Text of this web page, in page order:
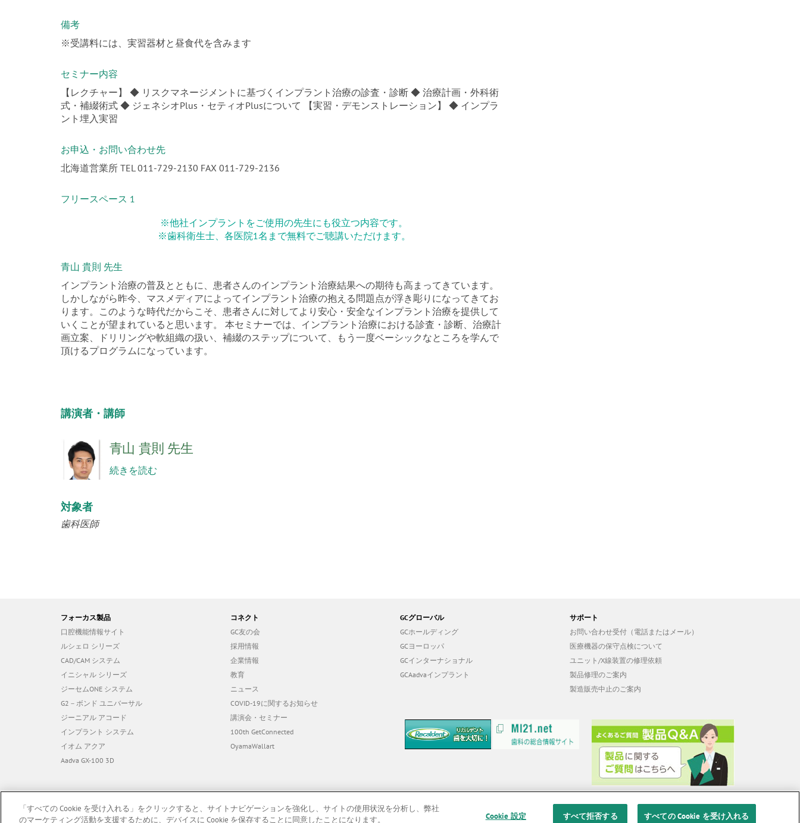
備考
※受講料には、実習器材と昼食代を含みます
セミナー内容
【レクチャー】 ◆ リスクマネージメントに基づくインプラント治療の診査・診断 ◆ 治療計画・外科術
式・補綴術式 ◆ ジェネシオPlus・セティオPlusについて 【実習・デモンストレーション】 ◆ インプラ
ント埋入実習
お申込・お問い合わせ先
北海道営業所 TEL 011-729-2130 FAX 011-729-2136
フリースペース 1
※他社インプラントをご使用の先生にも役立つ内容です。
※歯科衛生士、各医院1名まで無料でご聴講いただけます。
青山 貴則 先生
インプラント治療の普及とともに、患者さんのインプラント治療結果への期待も高まってきています。
しかしながら昨今、マスメディアによってインプラント治療の抱える問題点が浮き彫りになってきてお
ります。このような時代だからこそ、患者さんに対してより安心・安全なインプラント治療を提供して
いくことが望まれていると思います。 本セミナーでは、インプラント治療における診査・診断、治療計
画立案、ドリリングや軟組織の扱い、補綴のステップについて、もう一度ベーシックなところを学んで
頂けるプログラムになっています。
講演者・講師
青山 貴則 先生
続きを読む
対象者
歯科医師
フォーカス製品
口腔機能情報サイト
ルシェロ シリーズ
CAD/CAM システム
イニシャル シリーズ
ジーセムONE システム
G2－ボンド ユニバーサル
ジーニアル アコード
インプラント システム
イオム アクア
Aadva GX-100 3D
コネクト
GC友の会
採用情報
企業情報
教育
ニュース
COVID-19に関するお知らせ
講演会・セミナー
100th GetConnected
OyamaWallart
GCグローバル
GCホールディング
GCヨーロッパ
GCインターナショナル
GCAadvaインプラント
サポート
お問い合わせ受付（電話またはメール）
医療機器の保守点検について
ユニット/X線装置の修理依頼
製品修理のご案内
製造販売中止のご案内
「すべての Cookie を受け入れる」をクリックすると、サイトナビゲーションを強化し、サイトの使用状況を分析し、弊社
のマーケティング活動を支援するために、デバイスに Cookie を保存することに同意したことになります。
Cookie 設定 すべて拒否する すべての Cookie を受け入れる